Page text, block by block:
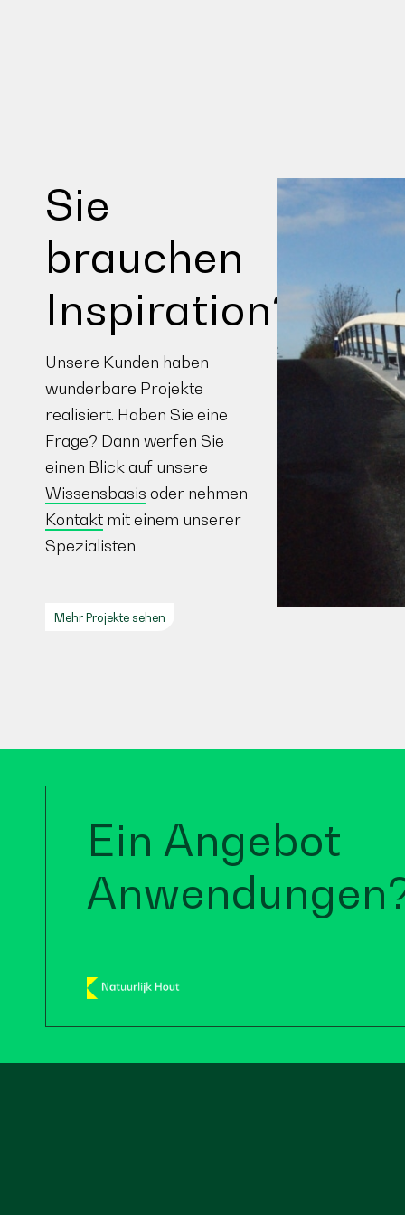
Sie
brauchen
Inspiration?
Unsere Kunden haben
wunderbare Projekte
realisiert. Haben Sie eine
Frage? Dann werfen Sie
einen Blick auf unsere
Wissensbasis oder nehmen
Kontakt mit einem unserer
Spezialisten.
Mehr Projekte sehen
Ein Angebot